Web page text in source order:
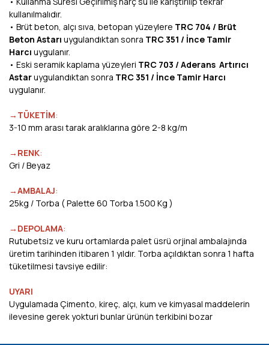
kullanılmalıdır.
• Brüt beton, alçı sıva, betopan yüzeylere TRC 704 / Brüt
Beton Astarı uygulandıktan sonra TRC 351 / İnce Tamir
Harcı uygulanır.
• Eski seramik kaplama yüzeyleri TRC 703 / Aderans Artırıcı
Astaruygulandıktan sonra TRC 351 / İnce Tamir Harcı
uygulanır.
→TÜKETİM:
3-10 mm arası tarak aralıklarına göre 2-8 kg/m
→RENK:
Gri / Beyaz
→AMBALAJ:
25kg / Torba ( Palette 60 Torba 1.500 Kg )
→DEPOLAMA:
Rutubetsiz ve kuru ortamlarda palet üsrü orjinal ambalajında
üretim tarihinden itibaren 1 yıldır. Torba açıldıktan sonra 1 hafta
tüketilmesi tavsiye edilir:
UYARI
Uygulamada Çimento, kireç, alçı, kum ve kimyasal maddelerin
ilevesine gerek yokturi bunlar ürünün terkibini bozar